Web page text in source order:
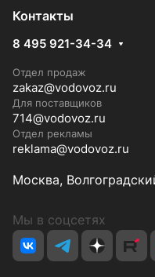
Контакты
8 495 921-34-34
Отдел продаж
zakaz@vodovoz.ru
Для поставщиков
714@vodovoz.ru
Отдел рекламы
reklama@vodovoz.ru
Москва,
Мы в соцсетях